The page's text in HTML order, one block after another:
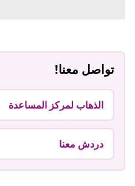
تواصل معنا!
الذهاب لمركز المساعدة
دردش معنا